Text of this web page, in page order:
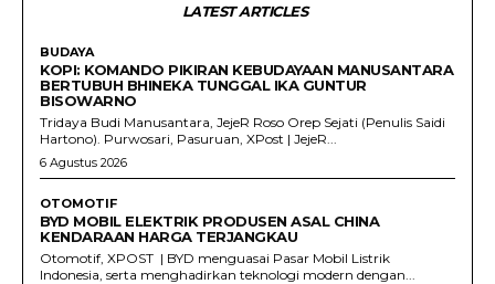
LATEST ARTICLES
BUDAYA
KOPI: KOMANDO PIKIRAN KEBUDAYAAN MANUSANTARA
BERTUBUH BHINEKA TUNGGAL IKA GUNTUR
BISOWARNO
Tridaya Budi Manusantara, JejeR Roso Orep Sejati (Penulis Saidi
Hartono). Purwosari, Pasuruan, XPost | JejeR...
6 Agustus 2026
OTOMOTIF
BYD MOBIL ELEKTRIK PRODUSEN ASAL CHINA
KENDARAAN HARGA TERJANGKAU
Otomotif, XPOST | BYD menguasai Pasar Mobil Listrik
Indonesia, serta menghadirkan teknologi modern dengan...